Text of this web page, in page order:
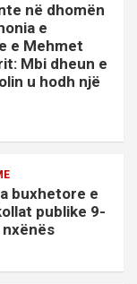
në dhomën
e
e Mehmet
Mbi dheun e
u hodh një
buxhetore e
publike 9-